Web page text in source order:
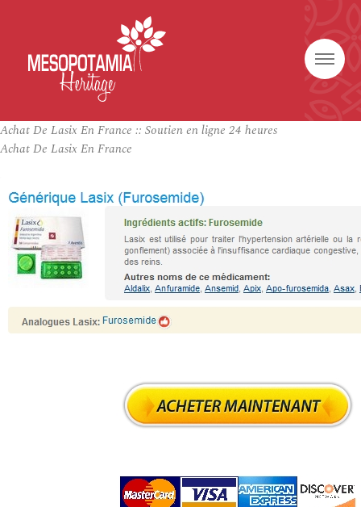
Achat De Lasix En France :: Soutien en ligne 24 heures
Achat De Lasix En France